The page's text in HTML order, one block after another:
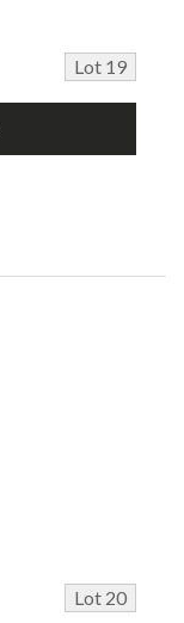
Lot 19
Lot 20